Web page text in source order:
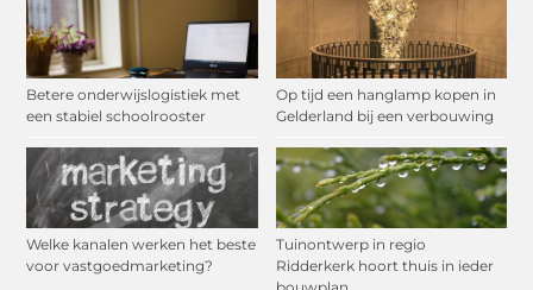
Betere onderwijslogistiek met
een stabiel schoolrooster
Op tijd een hanglamp kopen in
Gelderland bij een verbouwing
Welke kanalen werken het beste
voor vastgoedmarketing?
Tuinontwerp in regio
Ridderkerk hoort thuis in ieder
bouwplan